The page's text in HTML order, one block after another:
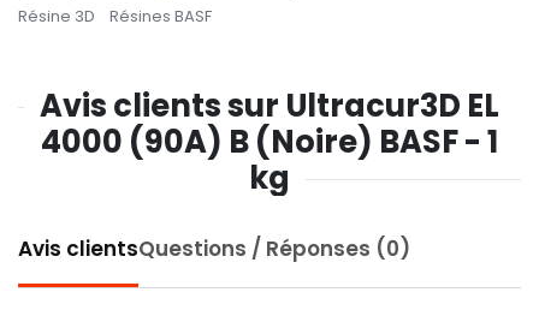
Résine 3D
Résines BASF
Avis clients sur Ultracur3D EL
4000 (90A) B (Noire) BASF - 1
kg
Avis clientsQuestions / Réponses (0)